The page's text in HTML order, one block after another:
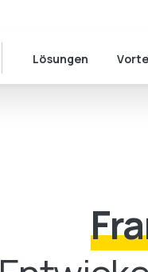
Lösungen